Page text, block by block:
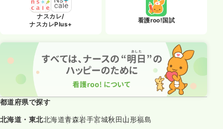
ナスカレ/
ナスカレPlus+
看護roo!国試
都道府県で探す
北海道・東北北海道青森岩手宮城秋田山形福島